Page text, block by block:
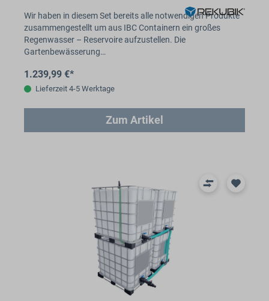
Wir haben in diesem Set bereits alle notwendigen Produkte
zusammengestellt um aus IBC Containern ein großes
Regenwasser – Reservoire aufzustellen. Die
Gartenbewässerung…
1.239,99 €*
Lieferzeit 4-5 Werktage
Zum Artikel